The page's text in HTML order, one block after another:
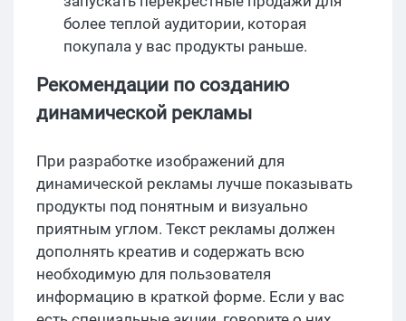
более теплой аудитории, которая
покупала у вас продукты раньше.
Рекомендации по созданию
динамической рекламы
При разработке изображений для
динамической рекламы лучше показывать
продукты под понятным и визуально
приятным углом. Текст рекламы должен
дополнять креатив и содержать всю
необходимую для пользователя
информацию в краткой форме. Если у вас